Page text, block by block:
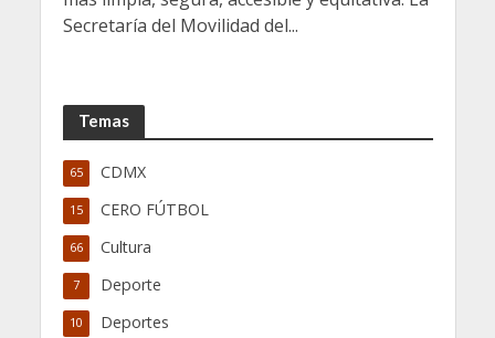
Secretaría del Movilidad del...
Temas
CDMX
65
CERO FÚTBOL
15
Cultura
66
Deporte
7
Deportes
10